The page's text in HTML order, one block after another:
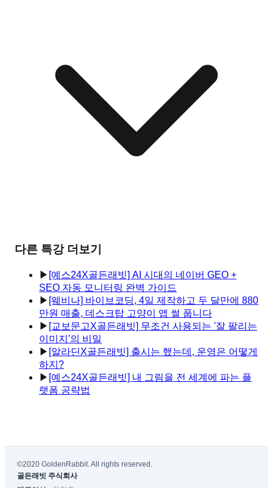
다른 특강 더보기
▶ [예스24X골든래빗] AI 시대의 네이버 GEO +
SEO 자동 모니터링 완벽 가이드
▶ [웨비나] 바이브코딩, 4일 제작하고 두 달만에 880
만원 매출, 데스크탑 고양이 앱 썰 풉니다
▶ [교보문고X골든래빗] 무조건 사용되는 '잘 팔리는
이미지'의 비밀
▶ [알라딘X골든래빗] 출시는 했는데, 운영은 어떻게
하지?
▶ [예스24X골든래빗] 내 그림을 전 세계에 파는 플
랫폼 공략법
©2020 GoldenRabbit. All rights reserved.
골든래빗 주식회사